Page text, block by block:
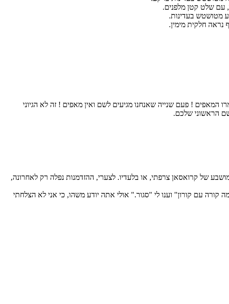
המאפים ! פעם שנייה שאנחנו מגיעים לשם ואין מאפים ! זה לא הגיוני
של קרואסאן צרפתי, או בלעדיו. לצערי, ההזדמנות נפלה רק לאחרונה,
עם קורון" וענו לי "סגור." אולי אתה יודע משהו, כי אני לא הצלחתי